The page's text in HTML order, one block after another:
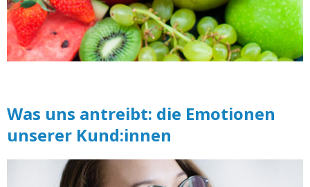
Was uns antreibt: die Emotionen
unserer Kund:innen